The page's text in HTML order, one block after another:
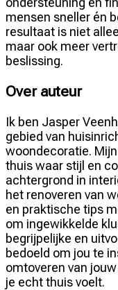
mensen sneller én
resultaat is niet
maar ook meer
beslissing.
Over auteur
Ik ben Jasper
gebied van
woondecoratie.
thuis waar stijl en
achtergrond in
het renoveren van
en praktische tips
om ingewikkelde
begrijpelijke en
bedoeld om jou te
omtoveren van
je echt thuis voelt.